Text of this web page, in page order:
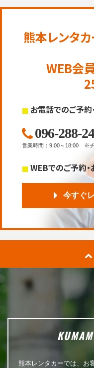
熊本レンタ
WEB会
お電話でのご予約
096-288-
営業時間 ： 9:00～18:00 ※チ
WEBでのご予約
今すぐ
熊本レンタカーでは、お